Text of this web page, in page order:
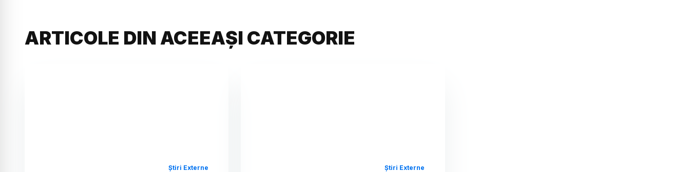
ARTICOLE DIN ACEEAȘI CATEGORIE
Știri Externe Știri Externe